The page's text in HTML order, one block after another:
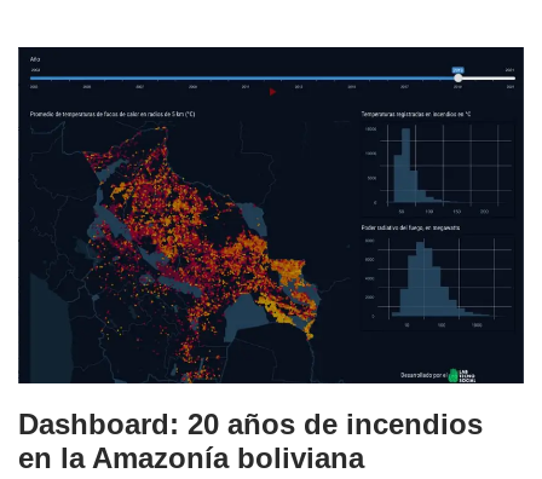
Dashboard: 20 años de incendios
en la Amazonía boliviana